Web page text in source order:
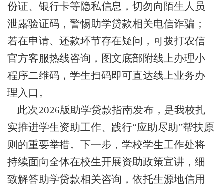
份证、银行卡等隐私信息，切勿向陌生人员
泄露验证码，警惕助学贷款相关电信诈骗；
若在申请、还款环节存在疑问，可拨打农信
官方客服热线咨询，图文底部附线上办理小
程序二维码，学生扫码即可直达线上业务办
理入口。
此次2026版助学贷款指南发布，是我校扎
实推进学生资助工作、践行“应助尽助”帮扶原
则的重要举措。下一步，学校学生工作处将
持续面向全体在校生开展资助政策宣讲，细
致解答助学贷款相关咨询，依托生源地信用